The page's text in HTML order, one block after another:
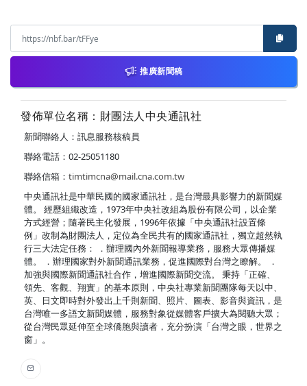
推廣新聞稿
發佈單位名稱：財團法人中央通訊社
新聞聯絡人：訊息服務核稿員
聯絡電話：02-25051180
聯絡信箱： timtimcna@mail.cna.com.tw
中央通訊社是中華民國的國家通訊社，是台灣最具影響力的新聞媒
體。 經歷組織改造，1973年中央社改組為股份有限公司，以企業
方式經營；隨著民主化發展，1996年依據「中央通訊社設置條
例」改制為財團法人，定位為全民共有的國家通訊社，獨立超然執
行三大法定任務： ．辦理國內外新聞報導業務，服務大眾傳播媒
體。 ．辦理國家對外新聞通訊業務，促進國際對台灣之瞭解。 ．
加強與國際新聞通訊社合作，增進國際新聞交流。 秉持「正確、
領先、客觀、翔實」的基本原則，中央社專業新聞團隊每天以中、
英、日文即時對外發出上千則新聞、照片、圖表、影音與資訊，是
台灣唯一多語文新聞媒體，服務對象從媒體客戶擴大為閱聽大眾；
從台灣民眾延伸至全球僑胞與讀者，充分扮演「台灣之眼，世界之
窗」。